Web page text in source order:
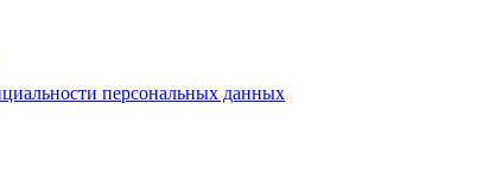
персональных данных